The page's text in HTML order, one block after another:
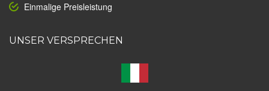
Einmalige Preisleistung
UNSER VERSPRECHEN